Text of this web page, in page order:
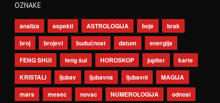
OZNAKE
analiza aspekti ASTROLOGIJA boje
brak
broj
brojevi budućnost datum
energija
FENG SHUI
feng šui HOROSKOP jupiter
karte
KRISTALI
ljubav ljubavna ljubavni
MAGIJA
mars
mesec novac NUMEROLOGIJA odnosi